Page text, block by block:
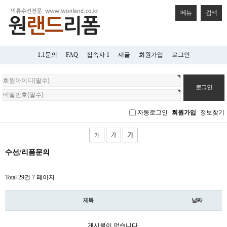
메뉴 검색
1:1문의 FAQ 접속자 1 새글 회원가입 로그인
회
원
로
자동로그인 회원가입 정보찾기
수선/리폼문의
Total 29건 7 페이지
제목 날짜
게시물이 없습니다.